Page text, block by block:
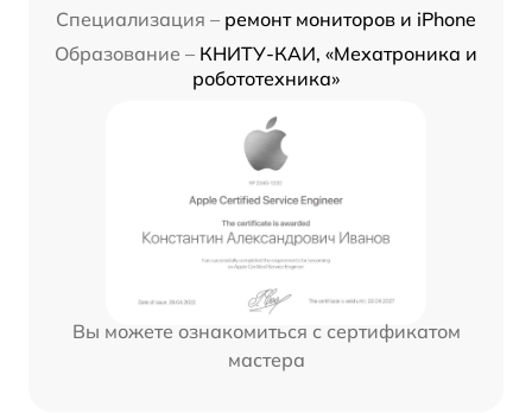
Специализация – ремонт мониторов и iPhone
Образование – КНИТУ-КАИ, «Мехатроника и
робототехника»
Вы можете ознакомиться с сертификатом
мастера